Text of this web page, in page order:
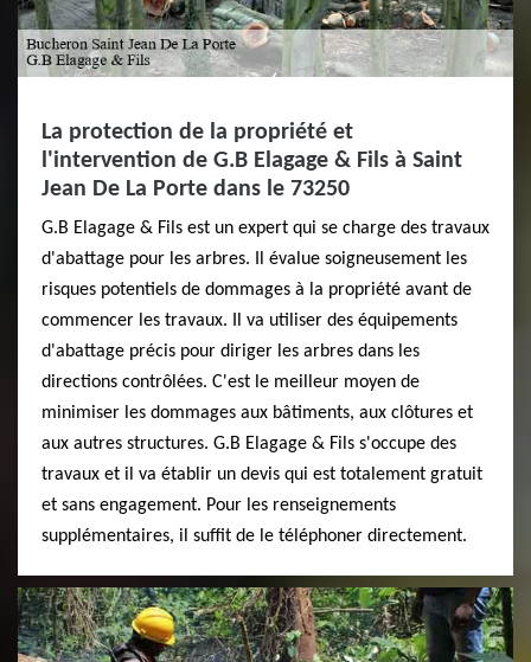
La protection de la propriété et
l'intervention de G.B Elagage & Fils à Saint
Jean De La Porte dans le 73250
G.B Elagage & Fils est un expert qui se charge des travaux
d'abattage pour les arbres. Il évalue soigneusement les
risques potentiels de dommages à la propriété avant de
commencer les travaux. Il va utiliser des équipements
d'abattage précis pour diriger les arbres dans les
directions contrôlées. C'est le meilleur moyen de
minimiser les dommages aux bâtiments, aux clôtures et
aux autres structures. G.B Elagage & Fils s'occupe des
travaux et il va établir un devis qui est totalement gratuit
et sans engagement. Pour les renseignements
supplémentaires, il suffit de le téléphoner directement.